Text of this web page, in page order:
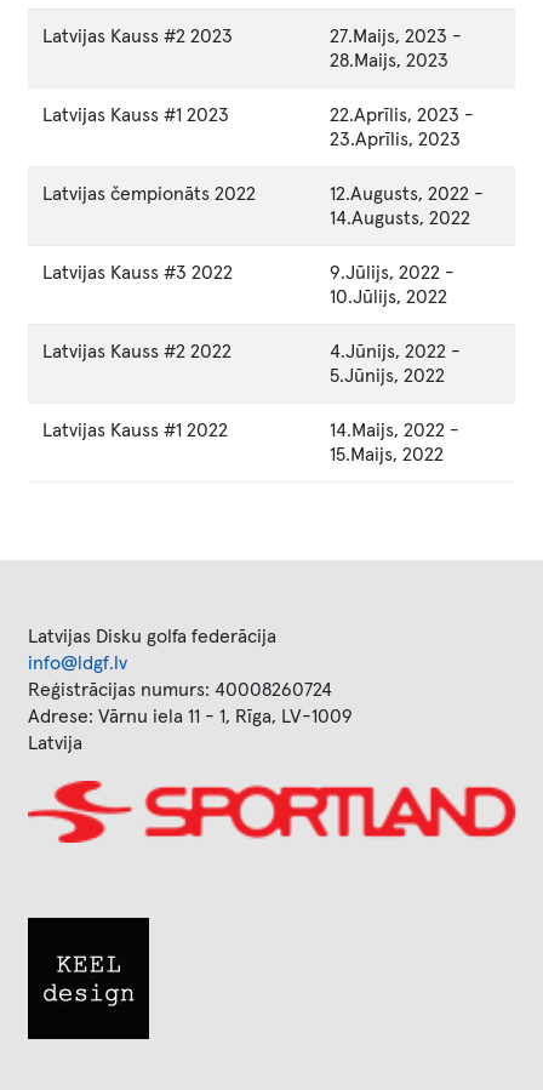
Latvijas Kauss #2 2023 27.Maijs, 2023 -
28.Maijs, 2023
Latvijas Kauss #1 2023 22.Aprīlis, 2023 -
23.Aprīlis, 2023
Latvijas čempionāts 2022 12.Augusts, 2022 -
14.Augusts, 2022
Latvijas Kauss #3 2022 9.Jūlijs, 2022 -
10.Jūlijs, 2022
Latvijas Kauss #2 2022 4.Jūnijs, 2022 -
5.Jūnijs, 2022
Latvijas Kauss #1 2022 14.Maijs, 2022 -
15.Maijs, 2022
Latvijas Disku golfa federācija
info@ldgf.lv
Reģistrācijas numurs: 40008260724
Adrese: Vārnu iela 11 - 1, Rīga, LV-1009
Latvija
Image